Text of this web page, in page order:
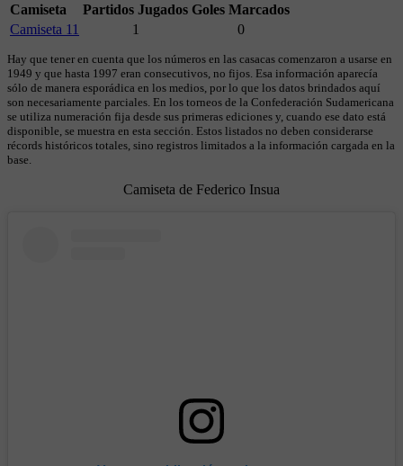
Camiseta
Partidos Jugados Goles Marcados
Camiseta 11
1 0
Hay que tener en cuenta que los números en las casacas comenzaron a usarse en
1949 y que hasta 1997 eran consecutivos, no fijos. Esa información aparecía
sólo de manera esporádica en los medios, por lo que los datos brindados aquí
son necesariamente parciales. En los torneos de la Confederación Sudamericana
se utiliza numeración fija desde sus primeras ediciones y, cuando ese dato está
disponible, se muestra en esta sección. Estos listados no deben considerarse
récords históricos totales, sino registros limitados a la información cargada en la
base.
Camiseta de Federico Insua